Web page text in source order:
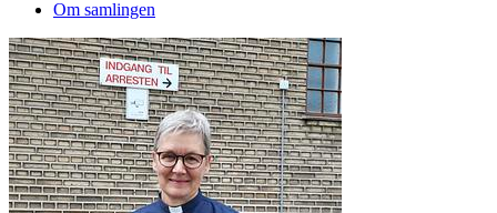
Om samlingen